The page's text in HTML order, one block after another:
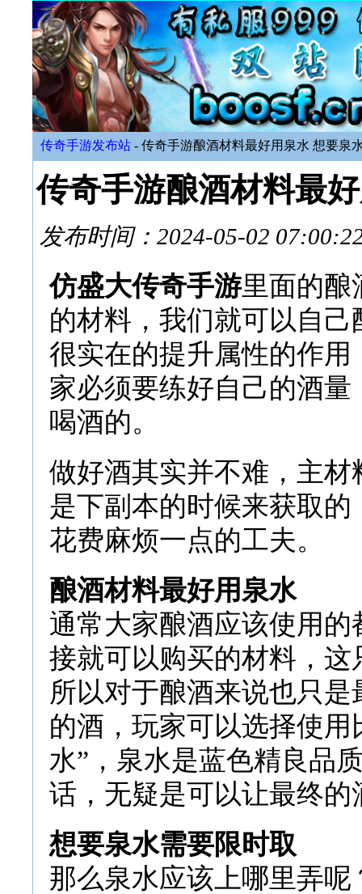
传奇手游发布站 - 传奇手游酿酒材料最好用泉水 想要泉
传奇手游酿酒材料最
发布时间：2024-05-02
仿盛大传奇手游里面的酿
的材料，我们就可以自
很实在的提升属性的作
家必须要练好自己的酒量
喝酒的。
做好酒其实并不难，主
是下副本的时候来获取
花费麻烦一点的工夫。
酿酒材料最好用泉水
通常大家酿酒应该使用
接就可以购买的材料，
所以对于酿酒来说也只
的酒，玩家可以选择使
水”，泉水是蓝色精良品
话，无疑是可以让最终
想要泉水需要限时取
那么泉水应该上哪里弄